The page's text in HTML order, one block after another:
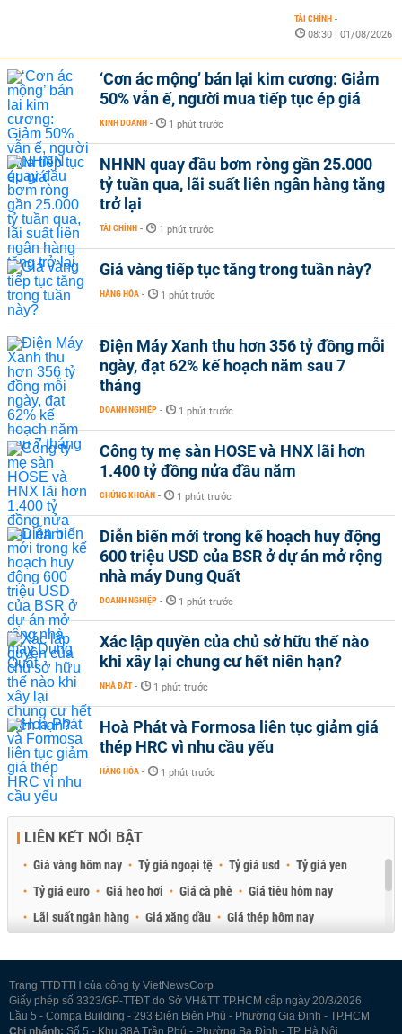
TÀI CHÍNH -
08:30 | 01/08/2026
‘Cơn ác mộng’ bán lại kim cương: Giảm
50% vẫn ế, người mua tiếp tục ép giá
KINH DOANH - 1 phút trước
NHNN quay đầu bơm ròng gần 25.000
tỷ tuần qua, lãi suất liên ngân hàng tăng
trở lại
TÀI CHÍNH - 1 phút trước
Giá vàng tiếp tục tăng trong tuần này?
HÀNG HÓA - 1 phút trước
Điện Máy Xanh thu hơn 356 tỷ đồng mỗi
ngày, đạt 62% kế hoạch năm sau 7
tháng
DOANH NGHIỆP - 1 phút trước
Công ty mẹ sàn HOSE và HNX lãi hơn
1.400 tỷ đồng nửa đầu năm
CHỨNG KHOÁN - 1 phút trước
Diễn biến mới trong kế hoạch huy động
600 triệu USD của BSR ở dự án mở rộng
nhà máy Dung Quất
DOANH NGHIỆP - 1 phút trước
Xác lập quyền của chủ sở hữu thế nào
khi xây lại chung cư hết niên hạn?
NHÀ ĐẤT - 1 phút trước
Hoà Phát và Formosa liên tục giảm giá
thép HRC vì nhu cầu yếu
HÀNG HÓA - 1 phút trước
LIÊN KẾT NỔI BẬT
Giá vàng hôm nay Tỷ giá ngoại tệ Tỷ giá usd
Tỷ giá yen
Tỷ giá euro
Giá heo hơi Giá cà phê
Giá tiêu hôm nay
Lãi suất ngân hàng
Giá xăng dầu
Giá thép hôm nay
Trang TTĐTTH của công ty VietNewsCorp
Giấy phép số 3323/GP-TTĐT do Sở VH&TT TP.HCM cấp ngày 20/3/2026
Lầu 5 - Compa Building - 293 Điện Biên Phủ - Phường Gia Định - TP.HCM
Chi nhánh: Số 5 - Khu 38A Trần Phú - Phường Ba Đình - TP. Hà Nội